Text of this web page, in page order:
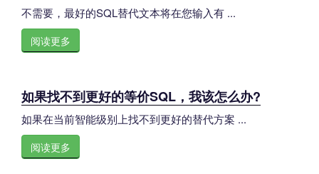
不需要，最好的SQL替代文本将在您输入有 ...
阅读更多
如果找不到更好的等价SQL，我该怎么办?
如果在当前智能级别上找不到更好的替代方案 ...
阅读更多